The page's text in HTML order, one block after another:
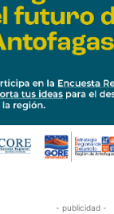
- publicidad -